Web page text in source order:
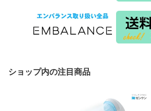
ショップ内の注目商品